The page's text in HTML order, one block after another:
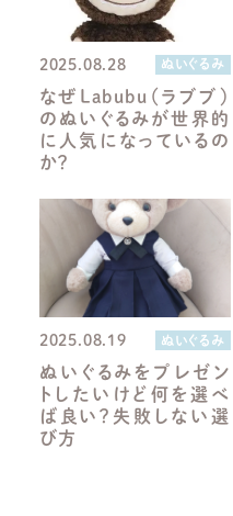
2025.08.28 ぬいぐるみ
なぜLabubu（ラブブ）
のぬいぐるみが世界的
に人気になっているの
か？
2025.08.19 ぬいぐるみ
ぬいぐるみをプレゼン
トしたいけど何を選べ
ば良い？失敗しない選
び方